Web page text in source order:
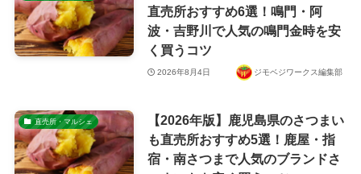
直売所おすすめ6選！鳴門・阿
波・吉野川で人気の鳴門金時を安
く買うコツ
2026年8月4日 ジモベジワークス編集部
直売所・マルシェ
【2026年版】鹿児島県のさつまい
も直売所おすすめ5選！鹿屋・指
宿・南さつまで人気のブランドさ